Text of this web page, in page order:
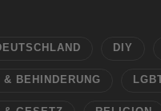
DIY
BEHINDERUNG